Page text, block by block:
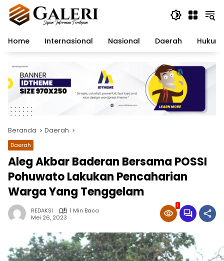
Langsung
konten
Home
Internasional Nasional Daerah
Beranda Daerah
Daerah
Aleg Akbar Baderan Bersama POSSI
Pohuwato Lakukan Pencaharian
Warga Yang Tenggelam
REDAKSI
1 Min Baca
Mei 26, 2023
1